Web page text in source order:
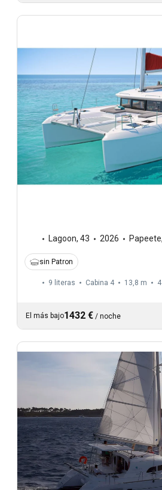
Lagoon, 43 2026
sin Patron
9 literas Cabina 4 13,8 m 4
El más bajo1432 € / noche